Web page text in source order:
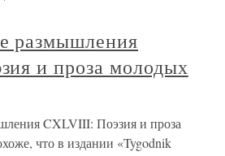
размышления
и проза молодых
CXLVIII: Поэзия и проза
что в издании «Tygodnik